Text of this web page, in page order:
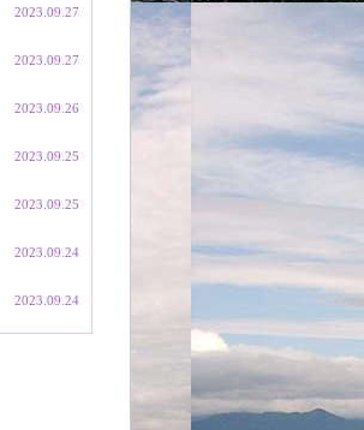
2023.09.27
2023.09.27
2023.09.26
2023.09.25
2023.09.25
2023.09.24
2023.09.24